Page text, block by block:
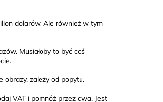
dolarów. Ale również w tym
Musiałoby to być coś
obrazy, zależy od popytu.
VAT i pomnóż przez dwa. Jest